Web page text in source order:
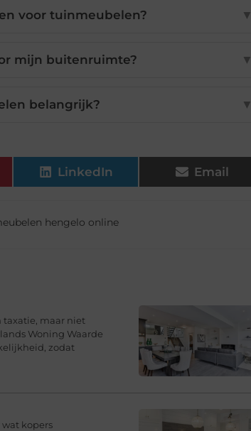
voor tuinmeubelen? ▼
mijn buitenruimte? ▼
belangrijk? ▼
LinkedIn Email
hengelo online
maar niet
Woning Waarde
zodat
kopers